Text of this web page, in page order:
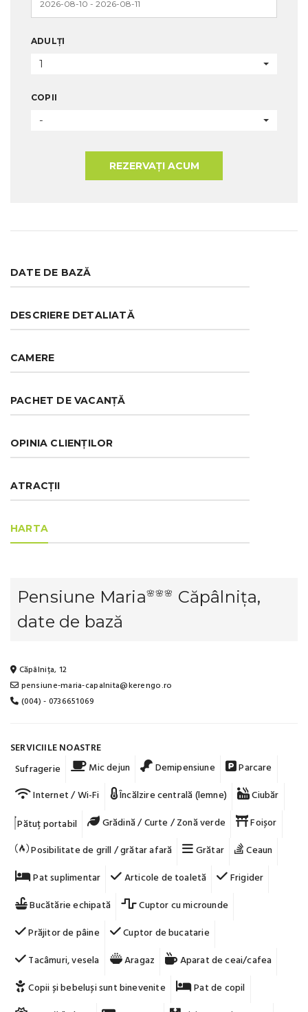
ADULȚI
1
COPII
-
REZERVAȚI ACUM
DATE DE BAZĂ
DESCRIERE DETALIATĂ
CAMERE
PACHET DE VACANȚĂ
OPINIA CLIENȚILOR
ATRACȚII
HARTA
Pensiune Maria🌸🌸🌸
Căpâlnița,
date de bază
Căpâlnița, 12
pensiune-maria-capalnita@kerengo.ro
(004) - 0736651069
SERVICIILE NOASTRE
Sufragerie
Mic dejun Demipensiune
Parcare
Internet / Wi-Fi
Încălzire centrală (lemne)
Ciubăr
Pătuț portabil
Grădină / Curte / Zonă verde
Foișor
Posibilitate de grill / grătar afară
Grătar
Ceaun
Pat suplimentar
Articole de toaletă
Frigider
Bucătărie echipată
Cuptor cu microunde
Prăjitor de pâine
Cuptor de bucatarie
Tacâmuri, vesela
Aragaz
Aparat de ceai/cafea
Copii și bebeluși sunt binevenite
Pat de copil